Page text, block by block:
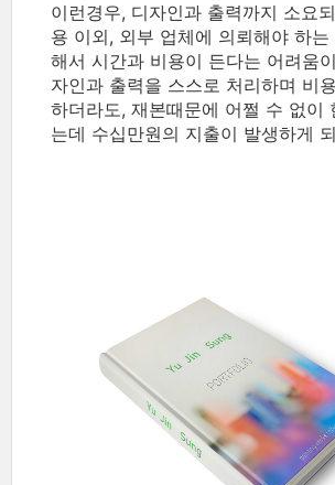
이런경우, 디자인과 출력까지 소요
용 이외, 외부 업체에 의뢰해야 하는
해서 시간과 비용이 든다는 어려움
자인과 출력을 스스로 처리하며 비
하더라도, 재본때문에 어쩔 수 없이
는데 수십만원의 지출이 발생하게